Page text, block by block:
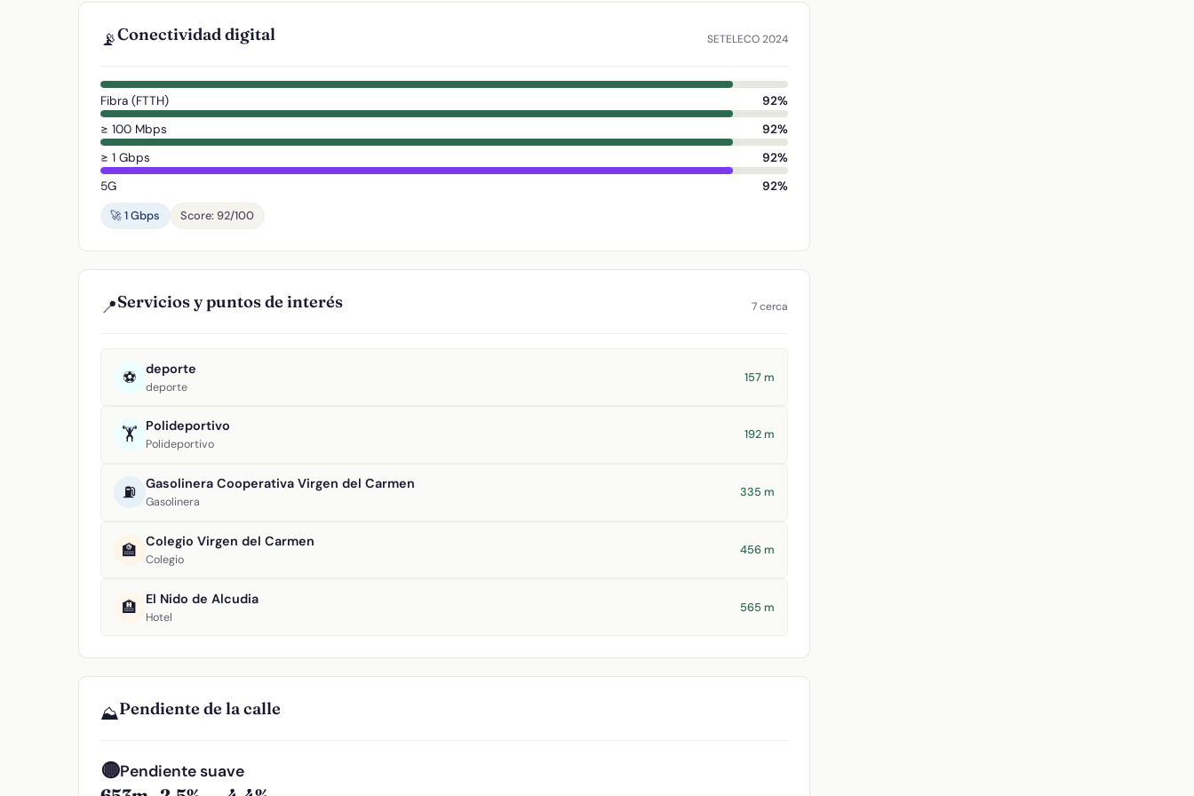
📡Conectividad digital SETELECO 2024
Fibra (FTTH)
92%
≥ 100 Mbps
92%
≥ 1 Gbps
92%
5G
92%
🚀 1 Gbps
Score: 92/100
📍Servicios y puntos de interés 7 cerca
⚽ deporte
deporte
157 m
🏋️ Polideportivo
Polideportivo
192 m
⛽ Gasolinera Cooperativa Virgen del Carmen
Gasolinera
335 m
🏫 Colegio Virgen del Carmen
Colegio
456 m
🏨 El Nido de Alcudia
Hotel
565 m
⛰️Pendiente de la calle
🟡Pendiente suave